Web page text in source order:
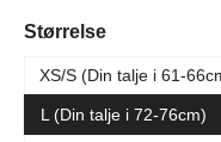
Vælg
Størrelse
XS/S (Din talje i 61-
L (Din talje i 72-76cm)